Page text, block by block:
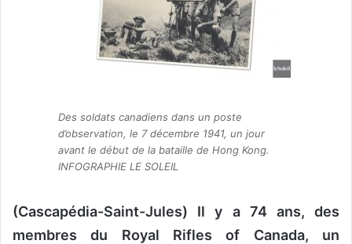
Des soldats canadiens dans un poste
d’observation, le 7 décembre 1941, un jour
avant le début de la bataille de Hong Kong.
INFOGRAPHIE LE SOLEIL
(Cascapédia-Saint-Jules) Il y a 74 ans, des
membres du Royal Rifles of Canada, un